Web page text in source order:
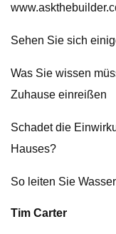
Sehen Sie sich
Was Sie wissen
Zuhause einreißen
Schadet die
Hauses?
So leiten Sie
Tim Carter